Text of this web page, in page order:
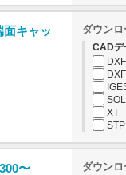
面キャッ
ダウンロ
CADデ
DXF
XT
STP
〜
ダウンロ